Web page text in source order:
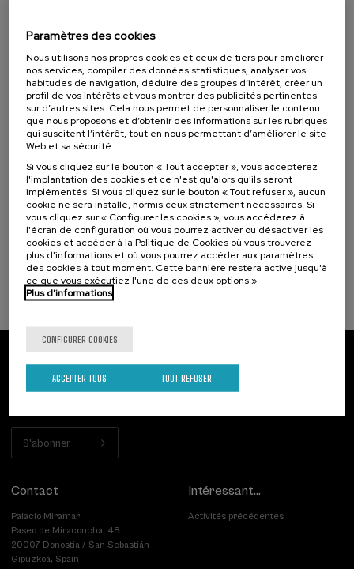
SOCIÉTÉ DURABILITÉ
15. SEP-15. SEP, 2026
Incendios forestales ¿cómo afrontarlos? II
10 h. Espagnol .
...
À PARTIR DE 25 €
Dernières
places
Gratuit
Date
passée
Liste
d'attente
Période
d'inscription
terminée
Abonnez-vous à notre bulletin
Inscrivez-vous pour être le premier à recevoir les
S'abonner
Contact
Palacio Miramar
Paseo de Miraconcha, 48
20007 Donostia / San Sebastián
Gipuzkoa, Spain
Intéressant...
Activités précédentes
Paramètres des cookies
Nous utilisons nos propres cookies et ceux de tiers pour améliorer
nos services, compiler des données statistiques, analyser vos
habitudes de navigation, déduire des groupes d’intérêt, créer un
profil de vos intérêts et vous montrer des publicités pertinentes
sur d’autres sites. Cela nous permet de personnaliser le contenu
que nous proposons et d’obtenir des informations sur les rubriques
qui suscitent l’intérêt, tout en nous permettant d’améliorer le site
Web et sa sécurité.
Si vous cliquez sur le bouton « Tout accepter », vous accepterez
l'implantation des cookies et ce n'est qu'alors qu'ils seront
implémentés. Si vous cliquez sur le bouton « Tout refuser », aucun
cookie ne sera installé, hormis ceux strictement nécessaires. Si
vous cliquez sur « Configurer les cookies », vous accéderez à
l'écran de configuration où vous pourrez activer ou désactiver les
cookies et accéder à la Politique de Cookies où vous trouverez
plus d'informations et où vous pourrez accéder aux paramètres
des cookies à tout moment. Cette bannière restera active jusqu'à
ce que vous exécutiez l'une de ces deux options »
Plus d'informations
CONFIGURER COOKIES
TOUT REFUSER
ACCEPTER TOUS